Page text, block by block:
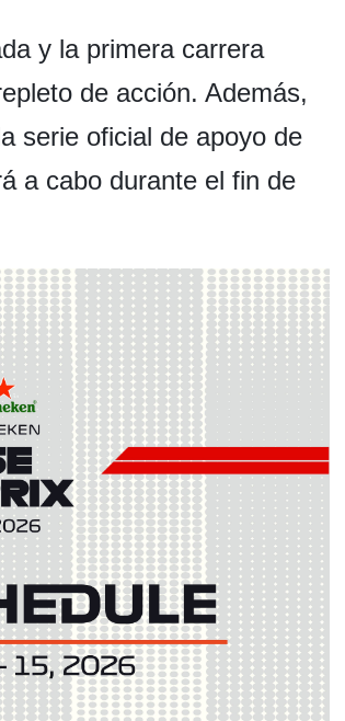
y la primera carrera
de acción. Además,
serie oficial de apoyo de
a cabo durante el fin de